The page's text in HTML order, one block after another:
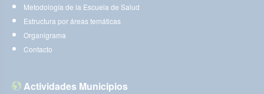
Metodología de la Escuela de Salud
Estructura por áreas temáticas
Organigrama
Contacto
Actividades Municipios